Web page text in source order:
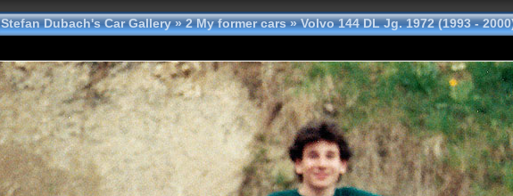
Stefan Dubach's Car Gallery»2 My former cars»Volvo 144 DL Jg. 1972 (1993 -